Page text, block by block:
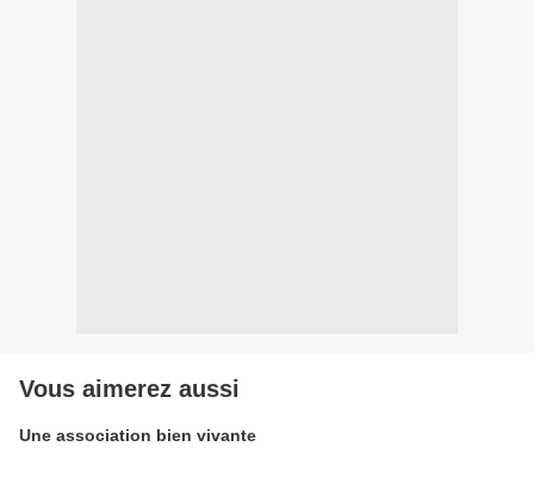
Vous aimerez aussi
Une association bien vivante